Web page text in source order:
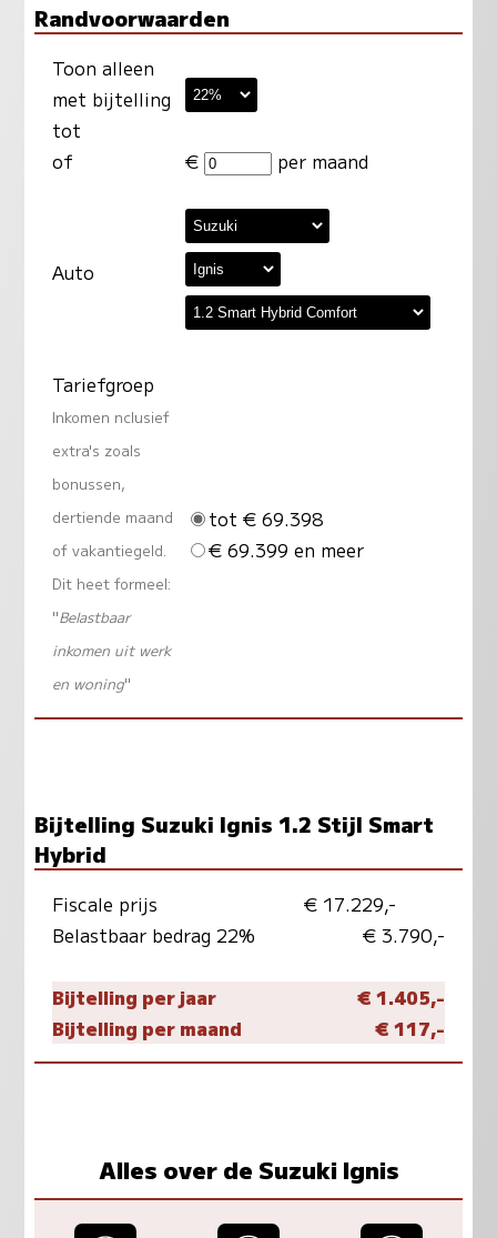
Randvoorwaarden
Toon alleen
met bijtelling
tot
of
€ per maand
Auto
Tariefgroep
Inkomen nclusief
extra's zoals
bonussen,
dertiende maand
of vakantiegeld.
Dit heet formeel:
"Belastbaar
inkomen uit werk
en woning"
tot € 69.398
€ 69.399 en meer
Bijtelling Suzuki Ignis 1.2 Stijl Smart
Hybrid
Fiscale prijs
€ 17.229,-
Belastbaar bedrag 22%
€ 3.790,-
Bijtelling per jaar
€ 1.405,-
Bijtelling per maand
€ 117,-
Alles over de Suzuki Ignis